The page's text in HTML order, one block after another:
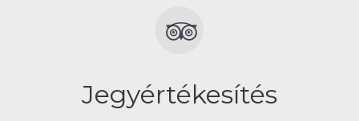
Jegyértékesítés